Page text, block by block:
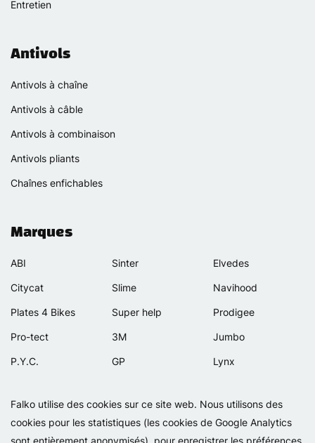
Falko utilise des cookies sur ce site web. Nous utilisons des
cookies pour les statistiques (les cookies de Google Analytics
sont entièrement anonymisés), pour enregistrer les préférences
Entretien
Antivols
Antivols à chaîne
Antivols à câble
Antivols à combinaison
Antivols pliants
Chaînes enfichables
Marques
ABI
Citycat
Plates 4 Bikes
Pro-tect
P.Y.C.
Selle Orient
Simpla
Sinter
Slime
Super help
3M
GP
Bellelli
Lamicall
Elvedes
Navihood
Prodigee
Jumbo
Lynx
Motip